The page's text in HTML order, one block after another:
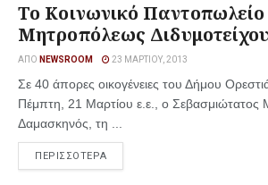
Το Κοινωνικό Παντοπωλείο
Μητροπόλεως
ΑΠΌ NEWSROOM 23 ΜΑΡΤΊΟΥ, 2013
Σε 40 άπορες οικογένειες του Δήμου
Πέμπτη, 21 Μαρτίου ε.ε., ο Σεβασμιώτατος
Δαμασκηνός, τη ...
ΠΕΡΙΣΣΟΤΕΡΑ